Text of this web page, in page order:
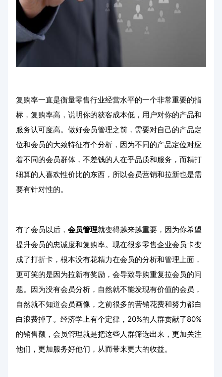
复购率一直是衡量零售行业经营水平的一个非常重要的指
标，复购率高，说明你的获客成本低，用户对你的产品和
服务认可度高。做好会员管理之前，需要对自己的产品定
位和会员的大致特征有个分析，因为不同的产品定位对应
着不同的会员群体，不差钱的人在乎品质和服务，而精打
细算的人喜欢性价比的东西，所以会员营销和拉新也是需
要有针对性的。
有了会员以后， 会员管理就变得越来越重要，因为你希望
提升会员的忠诚度和复购率。现在很多零售企业会员卡变
成了打折卡，根本没有花精力在会员的分析和管理上面，
更可笑的是因为拉新有奖励，会导致导购重复拉会员的问
题。因为没有会员分析，自然就不能发现有价值的会员，
自然就不知道会员画像，之前很多的营销花费和努力都白
白浪费掉了。经济学上有个定律，20%的人群贡献了80%
的销售额，会员管理就是把这些人群筛选出来，更加关注
他们，更加服务好他们，从而带来更大的收益。